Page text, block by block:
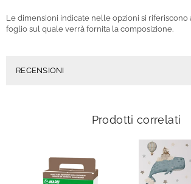
Le dimensioni indicate nelle opzioni si riferiscono
foglio sul quale verrà fornita la composizione.
RECENSIONI
Prodotti correlati